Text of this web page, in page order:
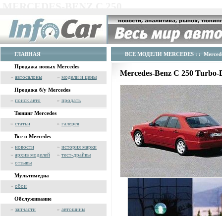
ГЛАВНАЯ
Продажа новых Mercedes
» автосалоны » модели и цены
Продажа б/у Mercedes
» поиск авто » продать
Тюнинг Mercedes
» статьи » галерея
Все о Mercedes
» новости » история марки
» архив моделей » тест-драйвы
» отзывы
Мультимедиа
» обои
Обслуживание
» запчасти » автошины
ВСЕ МОДЕЛИ MERCEDES : :
Mercedes-Benz C 250